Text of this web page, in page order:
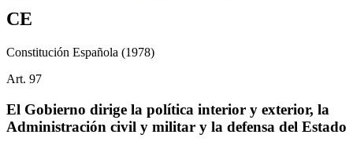
CE
Constitución Española (1978)
Art. 97
El Gobierno dirige la política interior y exterior, la
Administración civil y militar y la defensa del Estado